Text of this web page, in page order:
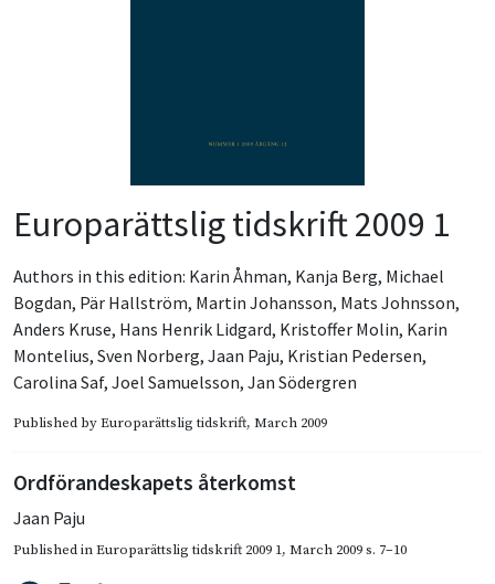
Europarättslig tidskrift 2009 1
Authors in this edition: Karin Åhman, Kanja Berg, Michael
Bogdan, Pär Hallström, Martin Johansson, Mats Johnsson,
Anders Kruse, Hans Henrik Lidgard, Kristoffer Molin, Karin
Montelius, Sven Norberg, Jaan Paju, Kristian Pedersen,
Carolina Saf, Joel Samuelsson, Jan Södergren
Published byEuroparättslig tidskrift, March 2009
Ordförandeskapets återkomst
Jaan Paju
Published inEuroparättslig tidskrift 2009 1, March 2009s. 7–10